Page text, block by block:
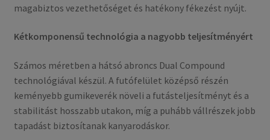
magabiztos vezethetőséget és hatékony fékezést nyújt.
Kétkomponensű technológia a nagyobb teljesítményért
Számos méretben a hátsó abroncs Dual Compound
technológiával készül. A futófelület középső részén
keményebb gumikeverék növeli a futásteljesítményt és a
stabilitást hosszabb utakon, míg a puhább vállrészek jobb
tapadást biztosítanak kanyarodáskor.